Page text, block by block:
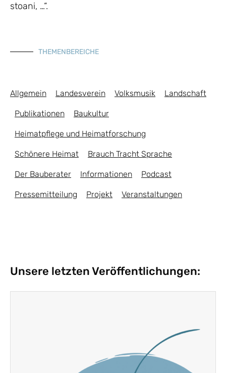
stoani, …“.
THEMENBEREICHE
Allgemein Landesverein Volksmusik Landschaft
Publikationen Baukultur
Heimatpflege und Heimatforschung
Schönere Heimat Brauch Tracht Sprache
Der Bauberater Informationen Podcast
Pressemitteilung Projekt Veranstaltungen
Unsere letzten Veröffentlichungen: